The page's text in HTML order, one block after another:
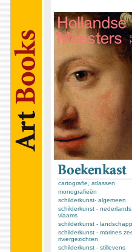
cartografie, atlassen
monografieën
schilderkunst- algemeen
schilderkunst - nederlands
vlaams
schilderkunst -
schilderkunst - marines
riviergezichten
schilderkunst - stillevens